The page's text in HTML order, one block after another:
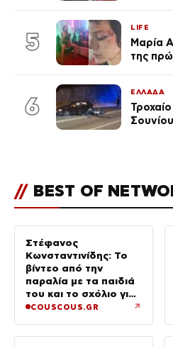
ποια
5
LIFE
Μαρία
της
6
ΕΛΛΑΔΑ
// BEST OF
Στέφανος
Κωνσταντινίδης: Το
βίντεο από την
παραλία με τα παιδιά
του και το σχόλιο για
την ηλικία του
COUSCOUS.GR ↗